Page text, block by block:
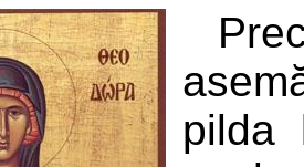
pilda